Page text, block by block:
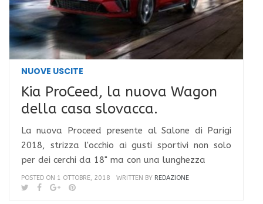
NUOVE USCITE
Kia ProCeed, la nuova Wagon
della casa slovacca.
La nuova Proceed presente al Salone di Parigi
2018, strizza l'occhio ai gusti sportivi non solo
per dei cerchi da 18" ma con una lunghezza
POSTED ON 1 OTTOBRE, 2018 WRITTEN BY REDAZIONE